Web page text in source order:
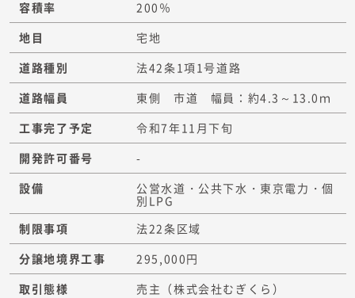
容積率
200％
地目
宅地
道路種別
法42条1項1号道路
道路幅員
東側 市道 幅員：約4.3～13.0ｍ
工事完了予定
令和7年11月下旬
開発許可番号
-
設備
公営水道・公共下水・東京電力・個
別LPG
制限事項
法22条区域
分譲地境界工事
295,000円
取引態様
売主（株式会社むぎくら）